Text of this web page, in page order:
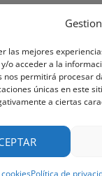
las mejores
o acceder a la
nos permitirá procesar
únicas en este
a ciertas